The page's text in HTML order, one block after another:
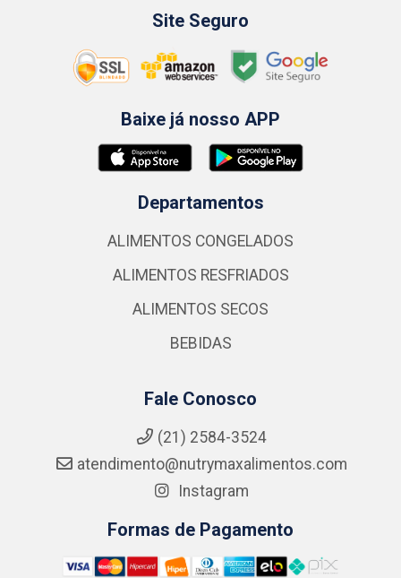
Site Seguro
Baixe já nosso APP
Departamentos
ALIMENTOS CONGELADOS
ALIMENTOS RESFRIADOS
ALIMENTOS SECOS
BEBIDAS
Fale Conosco
(21) 2584-3524
atendimento@nutrymaxalimentos.com
Instagram
Formas de Pagamento